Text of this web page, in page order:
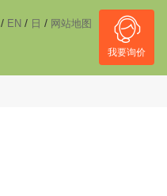
/ EN / 日 / 网站地图
我要询价